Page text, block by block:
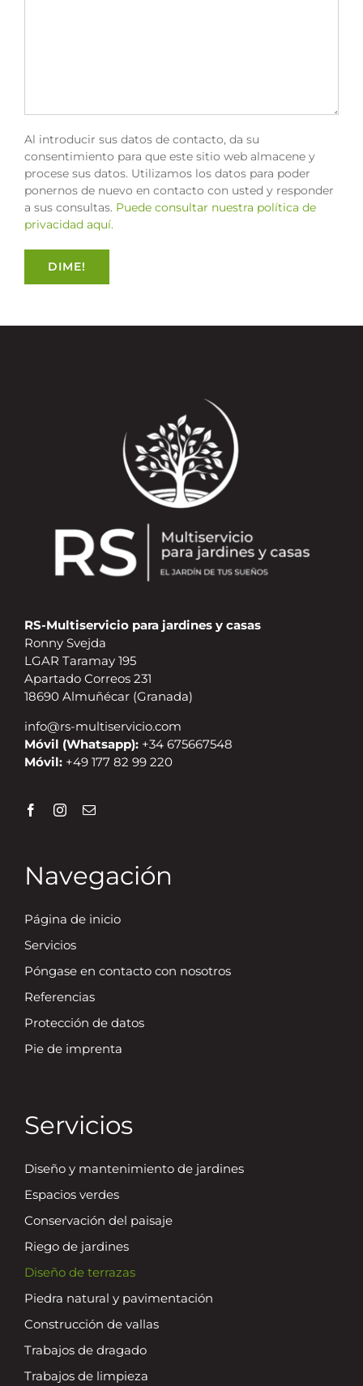
Al introducir sus datos de contacto, da su
consentimiento para que este sitio web almacene y
procese sus datos. Utilizamos los datos para poder
ponernos de nuevo en contacto con usted y responder
a sus consultas. Puede consultar nuestra política de
privacidad aquí.
RS-Multiservicio para jardines y casas
Ronny Svejda
LGAR Taramay 195
Apartado Correos 231
18690 Almuñécar (Granada)
info@rs-multiservicio.com
Móvil (Whatsapp): +34 675667548
Móvil: +49 177 82 99 220
Navegación
Página de inicio
Servicios
Póngase en contacto con nosotros
Referencias
Protección de datos
Pie de imprenta
Servicios
Diseño y mantenimiento de jardines
Espacios verdes
Conservación del paisaje
Riego de jardines
Diseño de terrazas
Piedra natural y pavimentación
Construcción de vallas
Trabajos de dragado
Trabajos de limpieza